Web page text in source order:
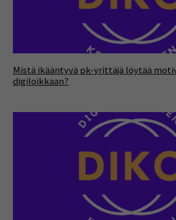
Mistä ikääntyvä pk-yrittäjä löytää
digiloikkaan?